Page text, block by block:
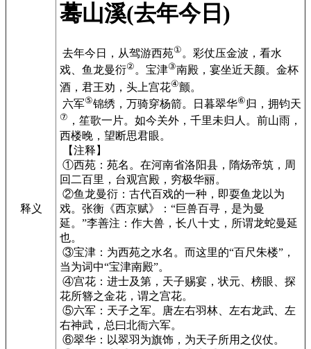
释义
蓦山溪(去年今日)
去年今日，从驾游西苑① 。彩仗压金波，看水
戏、鱼龙曼衍②。宝津③南殿，宴坐近天颜。金杯
酒，君王劝，头上宫花④颤。
六军⑤锦绣，万骑穿杨箭。日暮翠华⑥归，拥钧天
⑦ ，笙歌一片。如今关外，千里未归人。前山雨，
西楼晚，望断思君眼。
【注释】
①西苑：苑名。在河南省洛阳县，隋炀帝筑，周
回二百里，台观宫殿，穷极华丽。
②鱼龙曼衍：古代百戏的一种，即耍鱼龙以为
戏。张衡《西京赋》：“巨兽百寻，是为曼
延。”李善注：作大兽，长八十丈，所谓龙蛇曼延
也。
③宝津：为西苑之水名。而这里的“百尺朱楼”，
当为词中“宝津南殿”。
④宫花：进士及第，天子赐宴，状元、榜眼、探
花所簪之金花，谓之宫花。
⑤六军：天子之军。唐左右羽林、左右龙武、左
右神武，总曰北衙六军。
⑥翠华：以翠羽为旗饰，为天子所用之仪仗。